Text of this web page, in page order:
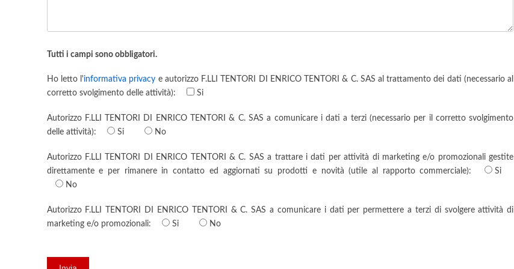
Tutti i campi sono obbligatori.
Ho letto l'informativa privacy e autorizzo F.LLI TENTORI DI ENRICO TENTORI & C. SAS al trattamento dei dati (necessario al
corretto svolgimento delle attività):
Si
Autorizzo F.LLI TENTORI DI ENRICO TENTORI & C. SAS a comunicare i dati a terzi (necessario per il corretto svolgimento
delle attività):
Si No
Autorizzo F.LLI TENTORI DI ENRICO TENTORI & C. SAS a trattare i dati per attività di marketing e/o promozionali gestite
direttamente e per rimanere in contatto ed aggiornati su prodotti e novità (utile al rapporto commerciale):
Si
No
Autorizzo F.LLI TENTORI DI ENRICO TENTORI & C. SAS a comunicare i dati per permettere a terzi di svolgere attività di
marketing e/o promozionali:
Si No